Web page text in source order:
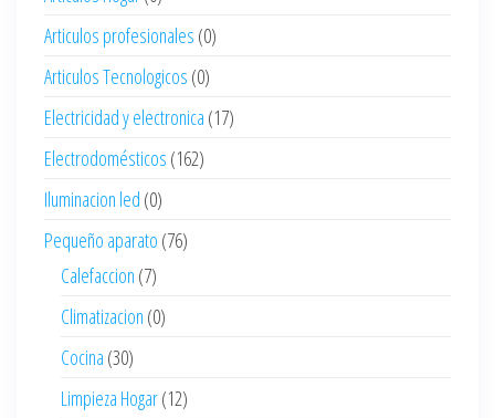
Articulos profesionales (0)
Articulos Tecnologicos (0)
Electricidad y electronica (17)
Electrodomésticos (162)
Iluminacion led (0)
Pequeño aparato (76)
Calefaccion (7)
Climatizacion (0)
Cocina (30)
Limpieza Hogar(12)